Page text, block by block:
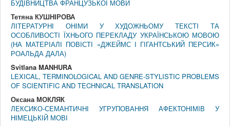
БУДІВНИЦТВА ФРАНЦУЗЬКОЇ МОВИ
Тетяна КУШНІРОВА
ЛІТЕРАТУРНІ ОНІМИ У ХУДОЖНЬОМУ ТЕКСТІ ТА
ОСОБЛИВОСТІ ЇХНЬОГО ПЕРЕКЛАДУ УКРАЇНСЬКОЮ МОВОЮ
(НА МАТЕРІАЛІ ПОВІСТІ «ДЖЕЙМС І ГІГАНТСЬКИЙ ПЕРСИК»
РОАЛЬДА ДАЛА)
Svitlana MANHURA
LEXICAL, TERMINOLOGICAL AND GENRE-STYLISTIC PROBLEMS
OF SCIENTIFIC AND TECHNICAL TRANSLATION
Оксана МОКЛЯК
ЛЕКСИКО-СЕМАНТИЧНІ УГРУПОВАННЯ АФЕКТОНІМІВ У
НІМЕЦЬКІЙ МОВІ